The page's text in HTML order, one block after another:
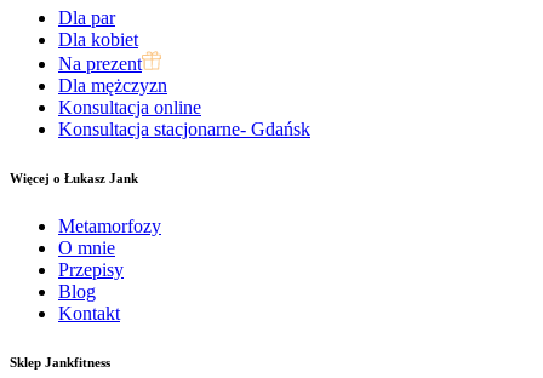
Dla par
Dla kobiet
Na prezent
Dla mężczyzn
Konsultacja online
Konsultacja stacjonarne- Gdańsk
Więcej o Łukasz Jank
Metamorfozy
O mnie
Przepisy
Blog
Kontakt
Sklep Jankfitness